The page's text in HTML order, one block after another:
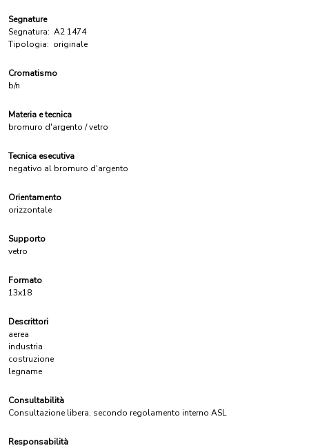
Segnature
Segnatura: A2 1474
Tipologia: originale
Cromatismo
b/n
Materia e tecnica
bromuro d'argento / vetro
Tecnica esecutiva
negativo al bromuro d'argento
Orientamento
orizzontale
Supporto
vetro
Formato
13x18
Descrittori
aerea
industria
costruzione
legname
Consultabilità
Consultazione libera, secondo regolamento interno ASL
Responsabilità